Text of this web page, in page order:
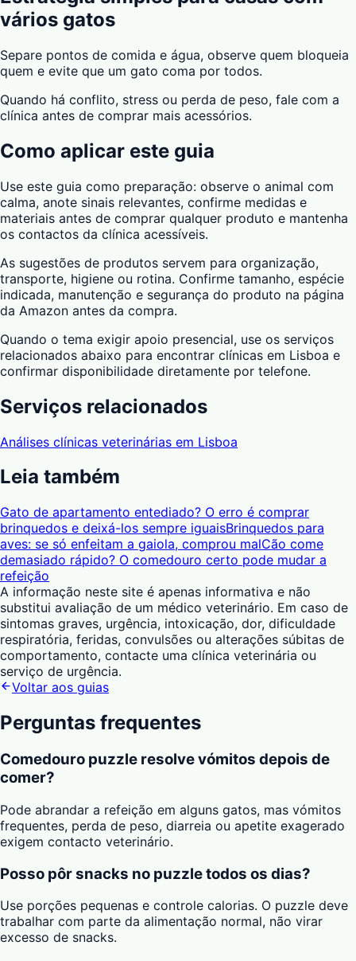
vários gatos
Separe pontos de comida e água, observe quem bloqueia
quem e evite que um gato coma por todos.
Quando há conflito, stress ou perda de peso, fale com a
clínica antes de comprar mais acessórios.
Como aplicar este guia
Use este guia como preparação: observe o animal com
calma, anote sinais relevantes, confirme medidas e
materiais antes de comprar qualquer produto e mantenha
os contactos da clínica acessíveis.
As sugestões de produtos servem para organização,
transporte, higiene ou rotina. Confirme tamanho, espécie
indicada, manutenção e segurança do produto na página
da Amazon antes da compra.
Quando o tema exigir apoio presencial, use os serviços
relacionados abaixo para encontrar clínicas em Lisboa e
confirmar disponibilidade diretamente por telefone.
Serviços relacionados
Análises clínicas veterinárias em Lisboa
Leia também
Gato de apartamento entediado? O erro é comprar
brinquedos e deixá-los sempre iguaisBrinquedos para
aves: se só enfeitam a gaiola, comprou malCão come
demasiado rápido? O comedouro certo pode mudar a
refeição
A informação neste site é apenas informativa e não
substitui avaliação de um médico veterinário. Em caso de
sintomas graves, urgência, intoxicação, dor, dificuldade
respiratória, feridas, convulsões ou alterações súbitas de
comportamento, contacte uma clínica veterinária ou
serviço de urgência.
Voltar aos guias
Perguntas frequentes
Comedouro puzzle resolve vómitos depois de
comer?
Pode abrandar a refeição em alguns gatos, mas vómitos
frequentes, perda de peso, diarreia ou apetite exagerado
exigem contacto veterinário.
Posso pôr snacks no puzzle todos os dias?
Use porções pequenas e controle calorias. O puzzle deve
trabalhar com parte da alimentação normal, não virar
excesso de snacks.